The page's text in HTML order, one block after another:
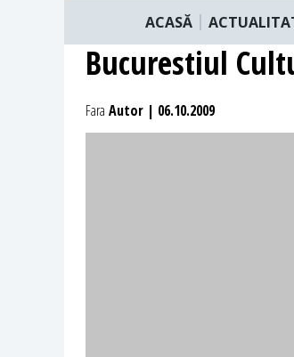
ACASĂ
Bucurestiul
Fara Autor | 06.10.2009